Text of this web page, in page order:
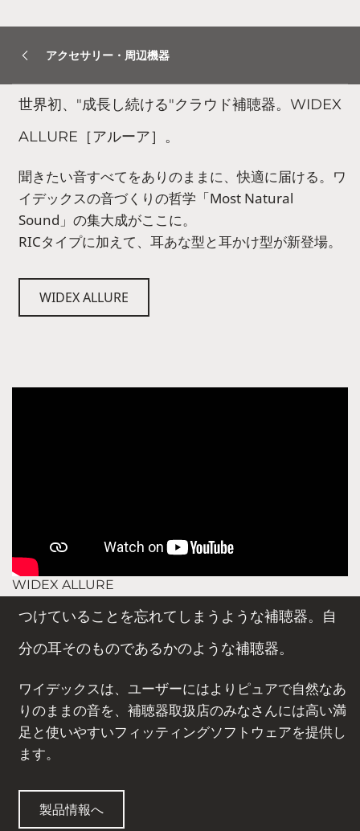
アクセサリー・周辺機器
世界初、"成長し続ける"クラウド補聴器。WIDEX
ALLURE［アルーア］。
聞きたい音すべてをありのままに、快適に届ける。ワ
イデックスの音づくりの哲学「Most Natural
Sound」の集大成がここに。
RICタイプに加えて、耳あな型と耳かけ型が新登場。
WIDEX ALLURE
WIDEX ALLURE
つけていることを忘れてしまうような補聴器。自
分の耳そのものであるかのような補聴器。
ワイデックスは、ユーザーにはよりピュアで自然なあ
りのままの音を、補聴器取扱店のみなさんには高い満
足と使いやすいフィッティングソフトウェアを提供し
ます。
製品情報へ